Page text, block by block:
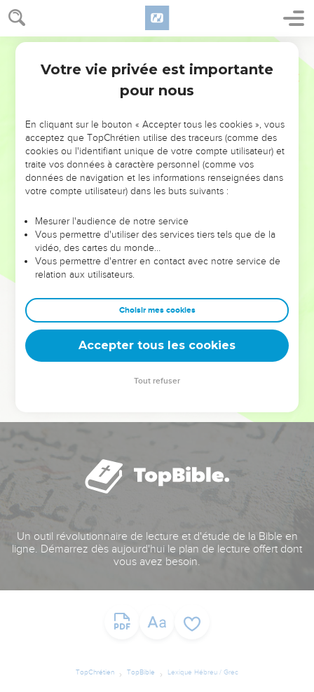
NE MANQUEZ PAS L’ÉVÉNEMENT
DE L’ANNÉE !
ET SI LEURS ERREURS POUVAIENT VOUS ÉVITER LES
VOTRES ?
leur foi ou leur vision. Mais on voit moins les doutes, les erreurs
et les saisons difficiles qu'ils ont traversés, alors même que ce
sont elles qui les ont façonnés.
Dans cette conférence, leaders, entrepreneurs, et responsables
clés pour avancer avec plus de sagesse afin que leurs erreurs
deviennent vos tremplins. Que vous guidiez un ministère, une
équipe, un groupe ou une famille, leur expérience est faite
Un outil révolutionnaire de lecture et d'étude de la Bible en
ligne. Démarrez dès aujourd'hui le plan de lecture offert dont
vous avez besoin.
TopChrétien TopBible Lexique Hébreu / Grec
Votre vie privée est importante
pour nous
En cliquant sur le bouton « Accepter tous les cookies », vous
acceptez que TopChrétien utilise des traceurs (comme des
cookies ou l'identifiant unique de votre compte utilisateur) et
traite vos données à caractère personnel (comme vos
données de navigation et les informations renseignées dans
votre compte utilisateur) dans les buts suivants :
Mesurer l'audience de notre service
Vous permettre d'utiliser des services tiers tels que de la
vidéo, des cartes du monde…
Vous permettre d'entrer en contact avec notre service de
relation aux utilisateurs.
Choisir mes cookies
Accepter tous les cookies
Tout refuser